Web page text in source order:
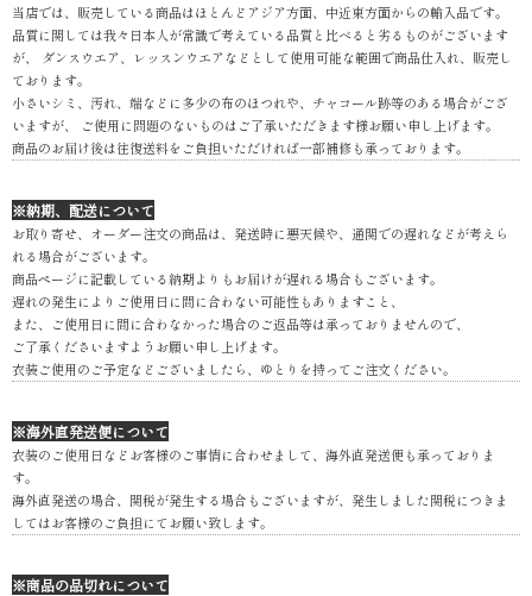
当店では、販売している商品はほとんどアジア方面、中近東方面からの輸入品です。
品質に関しては我々日本人が常識で考えている品質と比べると劣るものがございます
が、 ダンスウエア、レッスンウエアなどとして使用可能な範囲で商品仕入れ、販売し
ております。
小さいシミ、汚れ、端などに多少の布のほつれや、チャコール跡等のある場合がござ
いますが、 ご使用に問題のないものはご了承いただきます様お願い申し上げます。
商品のお届け後は往復送料をご負担いただければ一部補修も承っております。
※納期、配送について
お取り寄せ、オーダー注文の商品は、発送時に悪天候や、通関での遅れなどが考えら
れる場合がございます。
商品ページに記載している納期よりもお届けが遅れる場合もございます。
遅れの発生によりご使用日に間に合わない可能性もありますこと、
また、ご使用日に間に合わなかった場合のご返品等は承っておりませんので、
ご了承くださいますようお願い申し上げます。
衣装ご使用のご予定などございましたら、ゆとりを持ってご注文ください。
※海外直発送便について
衣装のご使用日などお客様のご事情に合わせまして、海外直発送便も承っておりま
す。
海外直発送の場合、関税が発生する場合もございますが、発生しました関税につきま
してはお客様のご負担にてお願い致します。
※商品の品切れについて